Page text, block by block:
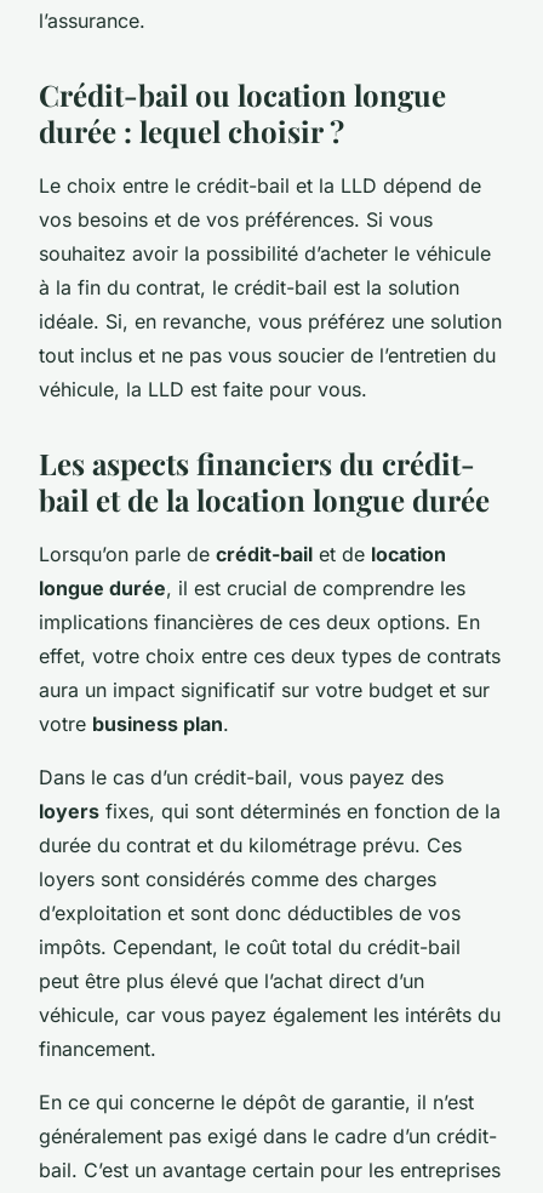
l’assurance.
Crédit-bail ou location longue
durée : lequel choisir ?
Le choix entre le crédit-bail et la LLD dépend de
vos besoins et de vos préférences. Si vous
souhaitez avoir la possibilité d’acheter le véhicule
à la fin du contrat, le crédit-bail est la solution
idéale. Si, en revanche, vous préférez une solution
tout inclus et ne pas vous soucier de l’entretien du
véhicule, la LLD est faite pour vous.
Les aspects financiers du crédit-
bail et de la location longue durée
Lorsqu’on parle de crédit-bail et de location
longue durée, il est crucial de comprendre les
implications financières de ces deux options. En
effet, votre choix entre ces deux types de contrats
aura un impact significatif sur votre budget et sur
votre business plan.
Dans le cas d’un crédit-bail, vous payez des
loyers fixes, qui sont déterminés en fonction de la
durée du contrat et du kilométrage prévu. Ces
loyers sont considérés comme des charges
d’exploitation et sont donc déductibles de vos
impôts. Cependant, le coût total du crédit-bail
peut être plus élevé que l’achat direct d’un
véhicule, car vous payez également les intérêts du
financement.
En ce qui concerne le dépôt de garantie, il n’est
généralement pas exigé dans le cadre d’un crédit-
bail. C’est un avantage certain pour les entreprises